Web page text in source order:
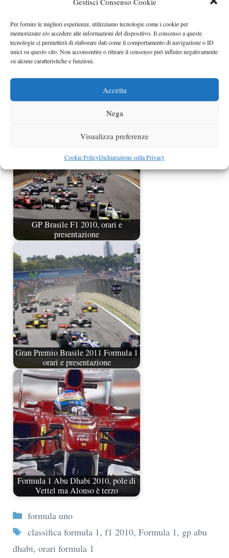
Per fornire le migliori esperienze, utilizziamo tecnologie come i cookie per
memorizzare e/o accedere alle informazioni del dispositivo. Il consenso a queste
tecnologie ci permetterà di elaborare dati come il comportamento di navigazione o ID
unici su questo sito. Non acconsentire o ritirare il consenso può influire negativamente
su alcune caratteristiche e funzioni.
Accetta
Nega
Visualizza preferenze
Cookie PolicyDichiarazione sulla Privacy
Gran Premio di Abu Dhabi 2011
GP Brasile F1 2010, orari e
presentazione
Gran Premio Brasile 2011 Formula 1
orari e presentazione
Formula 1 Abu Dhabi 2010, pole di
Vettel ma Alonso è terzo
Categorie
formula uno
Tag
classifica formula 1, f1 2010, Formula 1, gp abu
dhabi, orari formula 1